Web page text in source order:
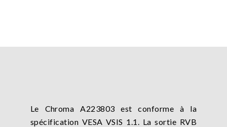
Le Chroma A223803 est conforme à la
spécification VESA VSIS 1.1. La sortie RVB